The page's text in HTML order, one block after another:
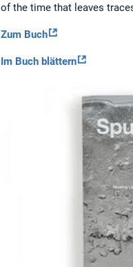
of the time that leaves
Zum Buch
Im Buch blättern